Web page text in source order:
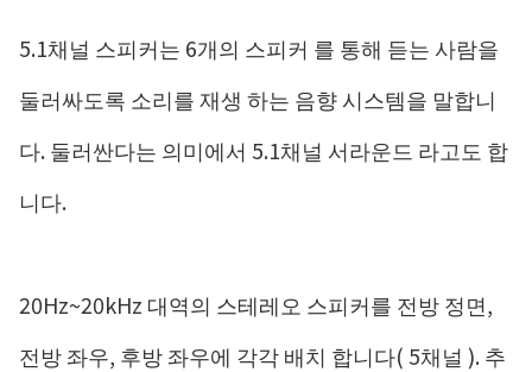
5.1채널 스피커는 6개의 스피커 를 통해 듣는 사람을
둘러싸도록 소리를 재생 하는 음향 시스템을 말합니
다. 둘러싼다는 의미에서 5.1채널 서라운드 라고도 합
니다.
20Hz~20kHz 대역의 스테레오 스피커를 전방 정면,
전방 좌우, 후방 좌우에 각각 배치 합니다( 5채널 ). 추